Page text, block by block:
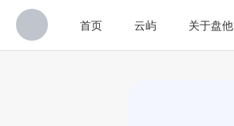
首页 云屿 关于盘他